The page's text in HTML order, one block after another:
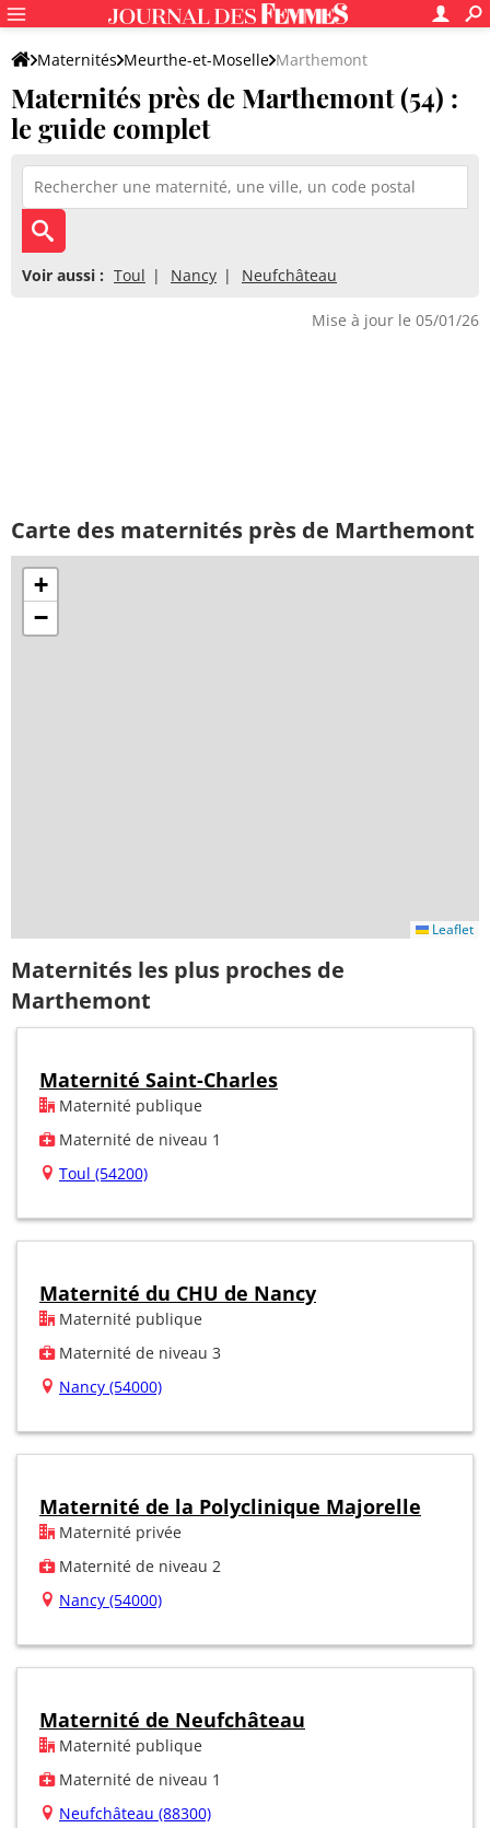
Maternités Meurthe-et-Moselle Marthemont
Maternités près de Marthemont (54) :
le guide complet
Voir aussi : Toul Nancy Neufchâteau
Mise à jour le 05/01/26
Carte des maternités près de Marthemont
+
−
Leaflet
Maternités les plus proches de
Marthemont
Maternité Saint-Charles
Maternité publique
Maternité de niveau 1
Toul (54200)
Maternité du CHU de Nancy
Maternité publique
Maternité de niveau 3
Nancy (54000)
Maternité de la Polyclinique Majorelle
Maternité privée
Maternité de niveau 2
Nancy (54000)
Maternité de Neufchâteau
Maternité publique
Maternité de niveau 1
Neufchâteau (88300)